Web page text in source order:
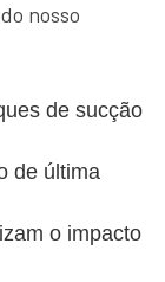
nosso
de sucção
de última
o impacto